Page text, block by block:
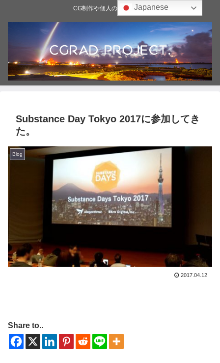
CG制作や個人の雑記ブログ
Substance Day Tokyo 2017に参加してき
た。
Blog
2017.04.12
Share to..
Japanese